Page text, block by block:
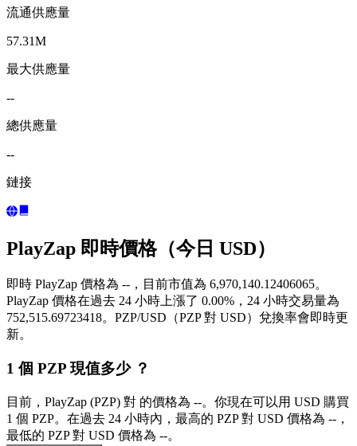
流通供應量
57.31M
最大供應量
--
總供應量
--
鏈接
PlayZap 即時價格（今日 USD）
即時 PlayZap 價格為 --，目前市值為 6,970,140.12406065。
PlayZap 價格在過去 24 小時上漲了 0.00%，24 小時交易量為
752,515.69723418。PZP/USD（PZP 對 USD）兌換率會即時更
新。
1 個 PZP 現值多少 ？
目前，PlayZap (PZP) 對 的價格為 --。你現在可以用 USD 購買
1 個 PZP。在過去 24 小時內，最高的 PZP 對 USD 價格為 --，
最低的 PZP 對 USD 價格為 --。